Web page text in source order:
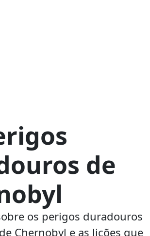
de
os perigos duradouros
Chernobyl e as lições que